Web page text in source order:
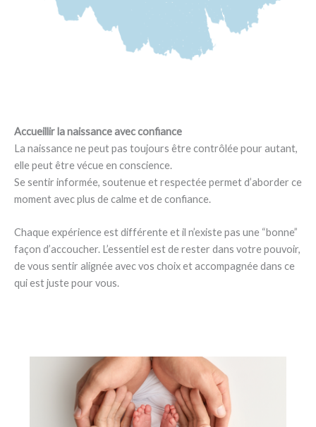
Accueillir la naissance avec confiance
La naissance ne peut pas toujours être contrôlée pour autant,
elle peut être vécue en conscience.
Se sentir informée, soutenue et respectée permet d’aborder ce
moment avec plus de calme et de confiance.
Chaque expérience est différente et il n’existe pas une “bonne”
façon d’accoucher. L’essentiel est de rester dans votre pouvoir,
de vous sentir alignée avec vos choix et accompagnée dans ce
qui est juste pour vous.